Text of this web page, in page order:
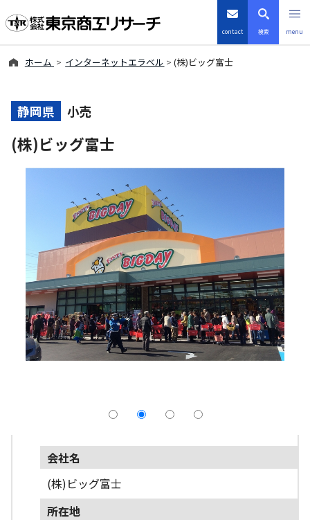
contact 検索 menu
TSR-PLUS
優良企業サイト
会社案内
商品・サービス
導入事例
採用情報
よくあるご質問
ホーム インターネットエラベル (株)ビッグ富士
静岡県 小売
(株)ビッグ富士
会社名
(株)ビッグ富士
所在地